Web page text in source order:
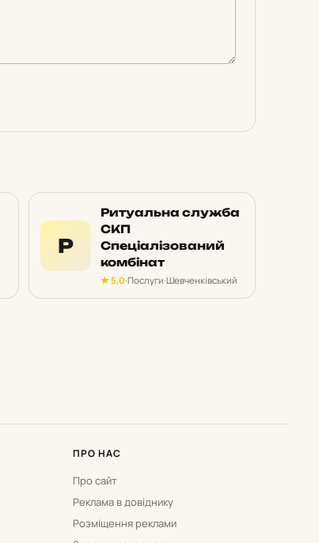
Р
Ритуальна служба
СКП
Спеціалізований
комбінат
★ 5,0·Послуги·Шевченківський
ПРО НАС
Про сайт
Реклама в довіднику
Розміщення реклами